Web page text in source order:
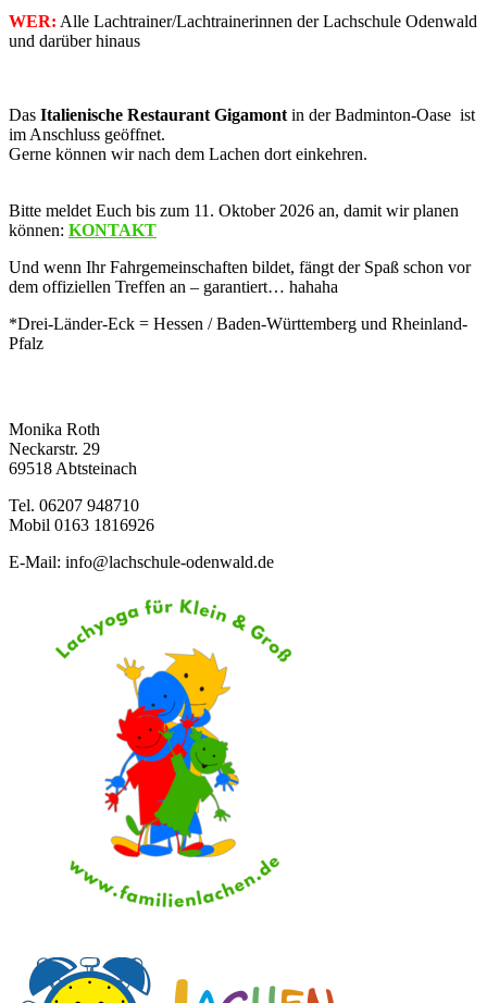
WER: Alle Lachtrainer/Lachtrainerinnen der Lachschule Odenwald
und darüber hinaus
Das Italienische Restaurant Gigamont in der Badminton-Oase ist
im Anschluss geöffnet.
Gerne können wir nach dem Lachen dort einkehren.
Bitte meldet Euch bis zum 11. Oktober 2026 an, damit wir planen
können: KONTAKT
Und wenn Ihr Fahrgemeinschaften bildet, fängt der Spaß schon vor
dem offiziellen Treffen an – garantiert… hahaha
*Drei-Länder-Eck = Hessen / Baden-Württemberg und Rheinland-
Pfalz
Monika Roth
Neckarstr. 29
69518 Abtsteinach
Tel. 06207 948710
Mobil 0163 1816926
E-Mail: info@lachschule-odenwald.de